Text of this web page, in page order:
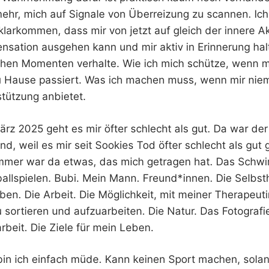
mich auf Signale von Überreizung zu scannen.
dass mir von jetzt auf gleich der innere
ausgehen kann und mir aktiv in Erinnerung
Momenten verhalte. Wie ich mich schütze, wenn
Hause passiert. Was ich machen muss, wenn mir
anbietet.
2025 geht es mir öfter schlecht als gut. Da war
weil es mir seit Sookies Tod öfter schlecht als gut
war da etwas, das mich getragen hat. Das
Bubi. Mein Mann. Freund*innen. Die
Die Arbeit. Die Möglichkeit, mit meiner
sortieren und aufzuarbeiten. Die Natur. Das
Die Ziele für mein Leben.
ich einfach müde. Kann keinen Sport machen,